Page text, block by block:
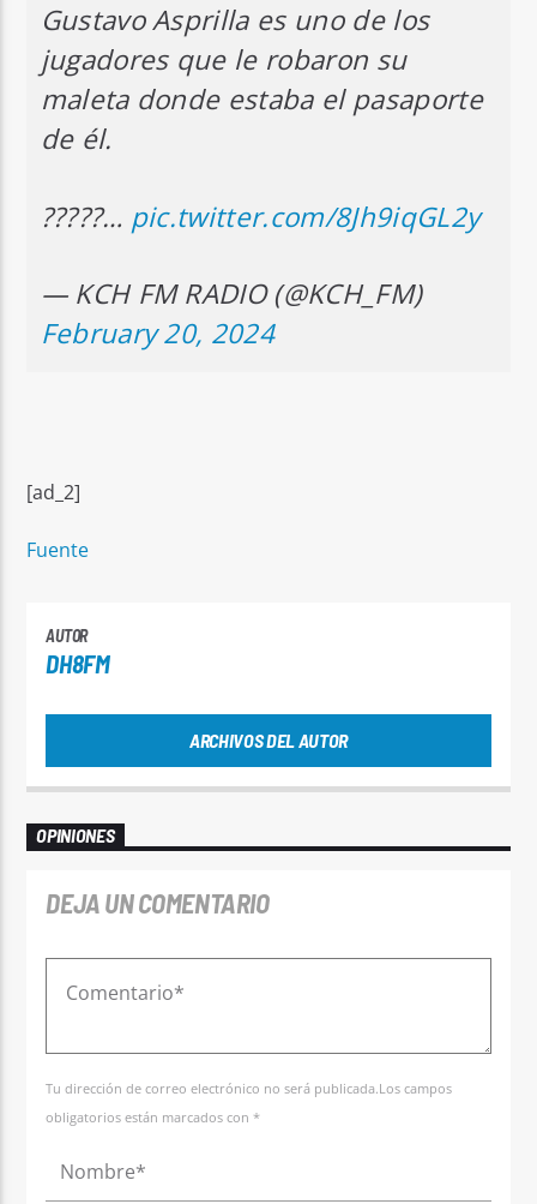
Gustavo Asprilla es uno de los
jugadores que le robaron su
maleta donde estaba el pasaporte
de él.
?????… pic.twitter.com/8Jh9iqGL2y
— KCH FM RADIO (@KCH_FM)
February 20, 2024
[ad_2]
Fuente
AUTOR
DH8FM
ARCHIVOS DEL AUTOR
OPINIONES
DEJA UN COMENTARIO
Tu dirección de correo electrónico no será publicada.Los campos
obligatorios están marcados con *